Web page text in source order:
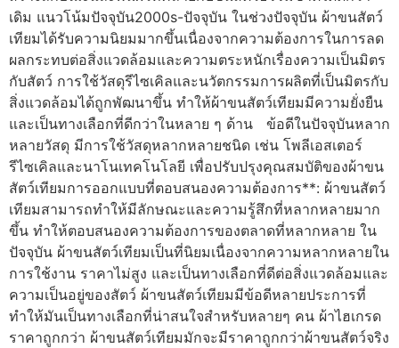
เดิม แนวโน้มปัจจุบัน2000s-ปัจจุบัน ในช่วงปัจจุบัน ผ้าขนสัตว์
เทียมได้รับความนิยมมากขึ้นเนื่องจากความต้องการในการลด
ผลกระทบต่อสิ่งแวดล้อมและความตระหนักเรื่องความเป็นมิตร
กับสัตว์ การใช้วัสดุรีไซเคิลและนวัตกรรมการผลิตที่เป็นมิตรกับ
สิ่งแวดล้อมได้ถูกพัฒนาขึ้น ทำให้ผ้าขนสัตว์เทียมมีความยั่งยืน
และเป็นทางเลือกที่ดีกว่าในหลาย ๆ ด้าน ข้อดีในปัจจุบันหลาก
หลายวัสดุ มีการใช้วัสดุหลากหลายชนิด เช่น โพลีเอสเตอร์
รีไซเคิลและนาโนเทคโนโลยี เพื่อปรับปรุงคุณสมบัติของผ้าขน
สัตว์เทียมการออกแบบที่ตอบสนองความต้องการ**: ผ้าขนสัตว์
เทียมสามารถทำให้มีลักษณะและความรู้สึกที่หลากหลายมาก
ขึ้น ทำให้ตอบสนองความต้องการของตลาดที่หลากหลาย ใน
ปัจจุบัน ผ้าขนสัตว์เทียมเป็นที่นิยมเนื่องจากความหลากหลายใน
การใช้งาน ราคาไม่สูง และเป็นทางเลือกที่ดีต่อสิ่งแวดล้อมและ
ความเป็นอยู่ของสัตว์ ผ้าขนสัตว์เทียมมีข้อดีหลายประการที่
ทำให้มันเป็นทางเลือกที่น่าสนใจสำหรับหลายๆ คน ผ้าไฮเกรด
ราคาถูกกว่า ผ้าขนสัตว์เทียมมักจะมีราคาถูกกว่าผ้าขนสัตว์จริง